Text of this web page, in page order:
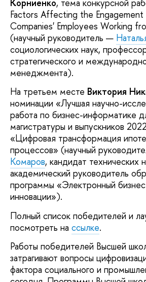
Корниенко, тема конкурсной
Factors Affecting the
Companies' Employees Working
(научный руководитель —
социологических наук,
стратегического и
менеджмента).
На третьем месте Виктория
номинации «Лучшая научно-
работа по бизнес-информатике
магистратуры и выпускников
«Цифровая трансформация
процессов» (научный
Комаров, кандидат технических
академический руководитель
программы «Электронный
инновации»).
Полный список победителей и
посмотреть на ссылке.
Работы победителей Высшей
затрагивают вопросы
фактора социального и